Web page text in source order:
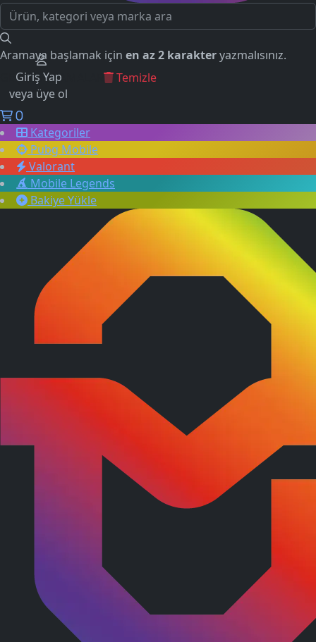
Aramaya başlamak için en az 2 karakteryazmalısınız.
GEÇMİŞ ARAMALAR
Temizle
Giriş Yap
veya üye ol
0
Kategoriler
Pubg Mobile
Valorant
Mobile Legends
Bakiye Yükle